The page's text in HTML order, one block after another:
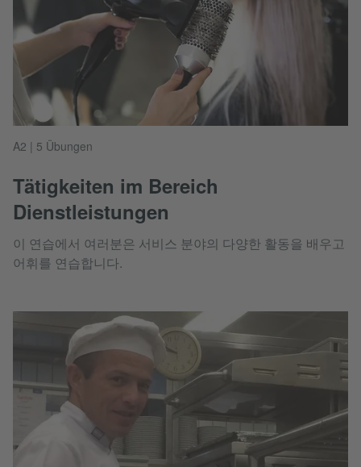
A2 | 5 Übungen
Tätigkeiten im Bereich
Dienstleistungen
이 연습에서 여러분은 서비스 분야의 다양한 활동을 배우고
어휘를 연습합니다.